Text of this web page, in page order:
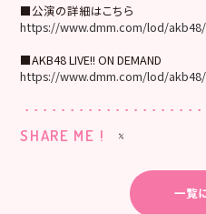
■公演の詳細はこちら
https://www.dmm.com/lod/
■AKB48 LIVE!! ON DEMAND
https://www.dmm.com/lod/akb48/
SHARE ME !
一覧